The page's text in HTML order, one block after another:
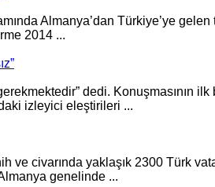
Almanya’dan Türkiye’ye
2014 ...
dedi. Konuşmasının ilk
izleyici eleştirileri ...
civarında yaklaşık 2300 Türk
genel inde ...